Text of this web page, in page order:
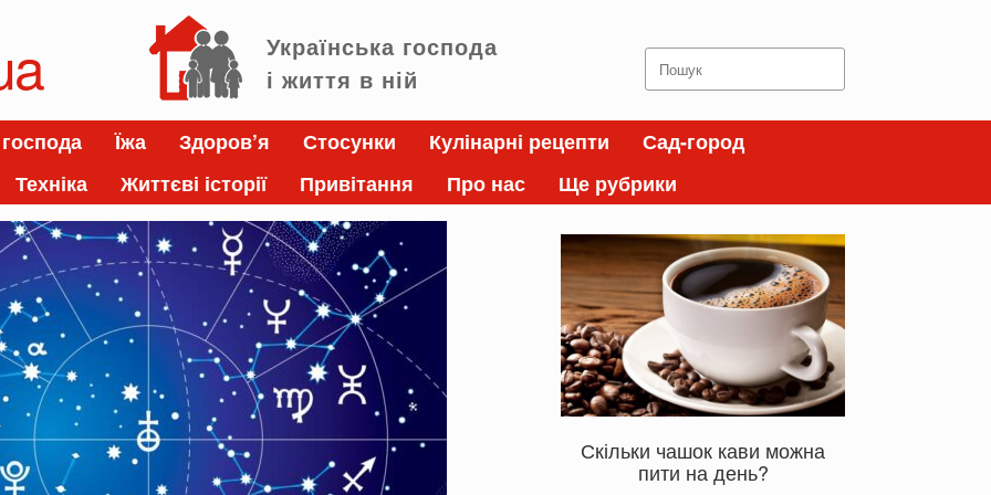
Українська господа
і життя в ній
Search
for:
Їжа Здоров’я Стосунки Кулінарні рецепти
Сад-город
Техніка Життєві історії Привітання Про нас Ще рубрики
Скільки чашок кави можна
пити на день?